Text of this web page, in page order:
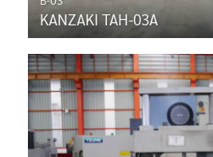
KANZAKI TAH-03A